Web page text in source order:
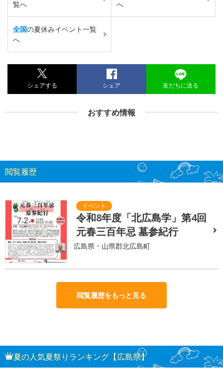
覧へ へ
全国の夏休みイベント一覧
へ
シェアする シェア 友だちに送る
おすすめ情報
閲覧履歴
令和8年度「北広島学」第4回
元春三百年忌 墓参紀行
広島県・山県郡北広島町
閲覧履歴をもっと見る
夏の人気夏祭りランキング【広島県】